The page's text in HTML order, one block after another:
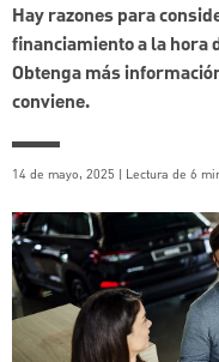
Hay razones para
financiamiento a la hora
Obtenga más
conviene.
14 de mayo, 2025 | Lectura de 6